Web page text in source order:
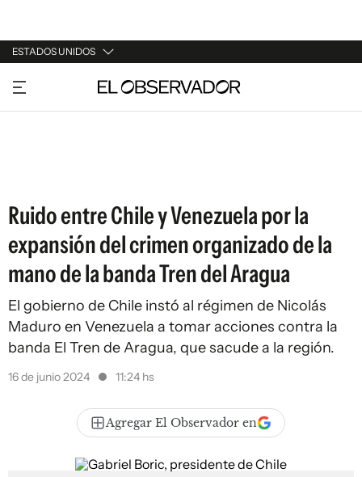
ESTADOS UNIDOS
URUGUAY
ARGENTINA
Ruido entre Chile y Venezuela por la
expansión del crimen organizado de la
mano de la banda Tren del Aragua
El gobierno de Chile instó al régimen de Nicolás
Maduro en Venezuela a tomar acciones contra la
banda El Tren de Aragua, que sacude a la región.
16 de junio 2024 11:24 hs
Agregar El Observador en